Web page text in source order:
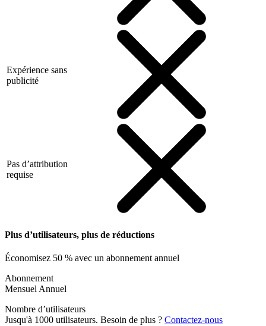
Expérience sans
publicité
Pas d’attribution
requise
Plus d’utilisateurs, plus de réductions
Économisez 50 % avec un abonnement annuel
Abonnement
Mensuel Annuel
Nombre d’utilisateurs
Jusqu'à 1000 utilisateurs. Besoin de plus ? Contactez-nous